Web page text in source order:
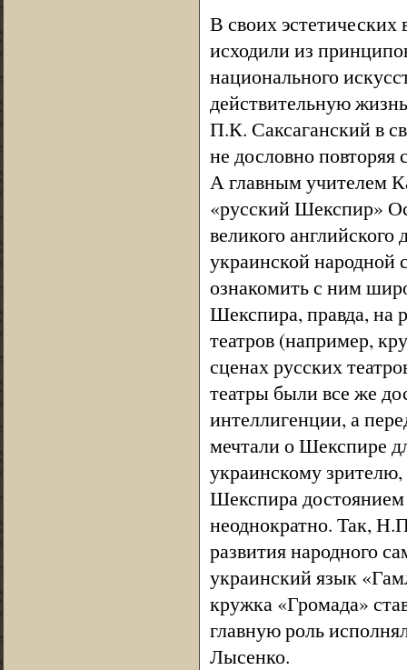
В своих
исходили из
национального
действительную
П.К. Саксаганский в
не дословно повторяя
А главным учителем
«русский Шекспир»
великого
украинской народной
ознакомить с ним
Шекспира, правда, на
театров (например,
сценах русских
театры были все же
интеллигенции, а
мечтали о Шекспире
украинскому
Шекспира
неоднократно. Так,
развития народного
украинский язык
кружка «Громада»
главную роль
Лысенко.